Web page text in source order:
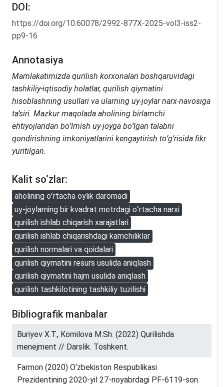
DOI:
https://doi.org/10.60078/2992-877X-2025-vol3-iss2-
pp9-16
Annotasiya
Mamlakatimizda qurilish korxonalari boshqaruvidagi
tashkiliy-iqtisodiy holatlar, qurilish qiymatini
hisoblashning usullari va ularning uy-joylar narx-navosiga
ta’siri. Mazkur maqolada aholining birlamchi
ehtiyojlaridan boʻlmish uy-joyga boʻlgan talabni
qondirishning imkoniyatlarini kengaytirish toʻgʻrisida fikr
yuritilgan.
Kalit so‘zlar:
aholining oʻrtacha oylik daromadi
uy-joylarning bir kvadrat metrdagi oʻrtacha narxi
qurilish ishlab chiqarish xarajatlari
qurilish ishlab chiqarishdagi kamchiliklar
qurilish normalari va qoidalari
qurilish qiymatini resurs usulida aniqlash
qurilish qiymatini hajm usulida aniqlash
qurilish tashkilotining tashkiliy tuzilishi
Bibliografik manbalar
Buriyev Х.Т., Komilova M.Sh. (2022) Qurilishda
menejment // Darslik. Toshkent.
Farmon (2020) O‘zbekiston Respublikasi
Prezidentining 2020-yil 27-noyabrdagi PF-6119-son